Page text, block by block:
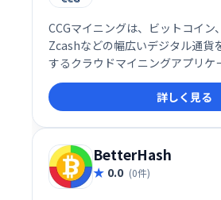
CCGマイニングは、ビットコイン
Zcashなどの幅広いデジタル通貨
するクラウドマイニングアプリケ
ソフトウェアは、収入を増やす
ッシュレートを達成するのに役立
詳しく見る
BetterHash
0.0 (0件)